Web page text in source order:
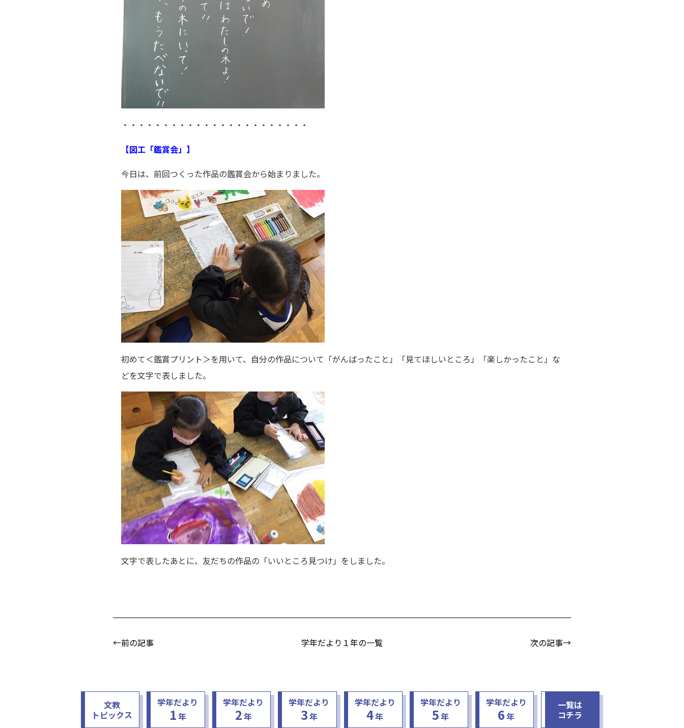
・・・・・・・・・・・・・・・・・・・・・・・
【図工「鑑賞会」】
今日は、前回つくった作品の鑑賞会から始まりました。
初めて＜鑑賞プリント＞を用いて、自分の作品について「がんばったこと」「見てほしいところ」「楽しかったこと」な
どを文字で表しました。
文字で表したあとに、友だちの作品の「いいところ見つけ」をしました。
←前の記事 学年だより１年の一覧 次の記事→
文教
トピックス
学年だより
1年
学年だより
2年
学年だより
3年
学年だより
4年
学年だより
5年
学年だより
6年
一覧は
コチラ